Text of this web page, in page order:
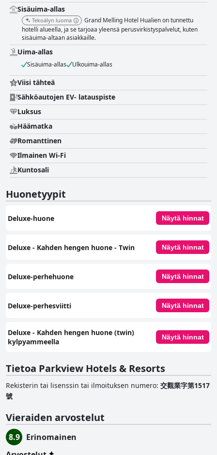
Sisäuima-allas
Tekoälyn luoma
Grand Melling Hotel Hualien on tunnettu
hotelli alueella, ja se tarjoaa yleensä perusvirkistyspalvelut, kuten
sisäuima-altaan asiakkaille.
Uima-allas
Sisäuima-allas Ulkouima-allas
Viisi tähteä
Sähköautojen EV- latauspiste
Luksus
Häämatka
Romanttinen
Ilmainen Wi-Fi
Kuntosali
Huonetyypit
Deluxe-huone Näytä hinnat
Deluxe - Kahden hengen huone - Twin Näytä hinnat
Deluxe-perhehuone Näytä hinnat
Deluxe-perhesviitti Näytä hinnat
Deluxe - Kahden hengen huone (twin)
kylpyammeella
Näytä hinnat
Tietoa Parkview Hotels & Resorts
Rekisterin tai lisenssin tai ilmoituksen numero: 交觀業字第1517
號
Vieraiden arvostelut
8.9
Erinomainen